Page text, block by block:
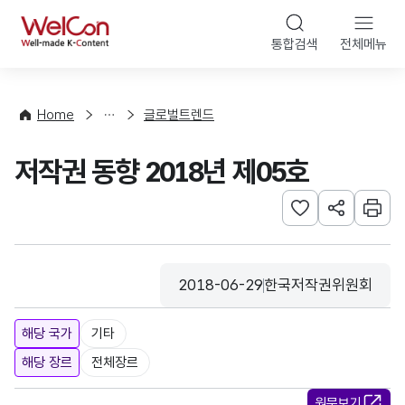
WelCon 통합검색 전체메뉴
Home
향
계
글로벌트렌드
저작권 동향 2018년 제05호
관심사 등록하기
URL 공유하
인쇄
등록일
2018-06-29
수집기관
한국저작권위원회
해당 국가
기타
해당 장르
전체장르